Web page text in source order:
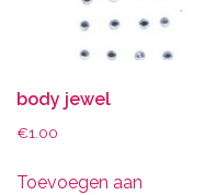
body jewel
€1.00
Toevoegen aan